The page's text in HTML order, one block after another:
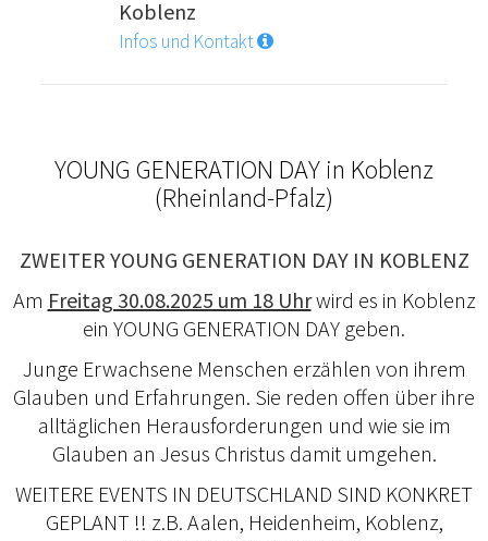
Koblenz
Infos und Kontakt
YOUNG GENERATION DAY in Koblenz
(Rheinland-Pfalz)
ZWEITER YOUNG GENERATION DAY IN KOBLENZ
Am Freitag 30.08.2025 um 18 Uhrwird es in Koblenz
ein YOUNG GENERATION DAY geben.
Junge Erwachsene Menschen erzählen von ihrem
Glauben und Erfahrungen. Sie reden offen über ihre
alltäglichen Herausforderungen und wie sie im
Glauben an Jesus Christus damit umgehen.
WEITERE EVENTS IN DEUTSCHLAND SIND KONKRET
GEPLANT !! z.B. Aalen, Heidenheim, Koblenz,